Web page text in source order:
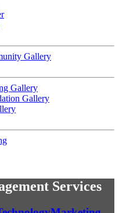
Gallery
Gallery
Gallery
Services